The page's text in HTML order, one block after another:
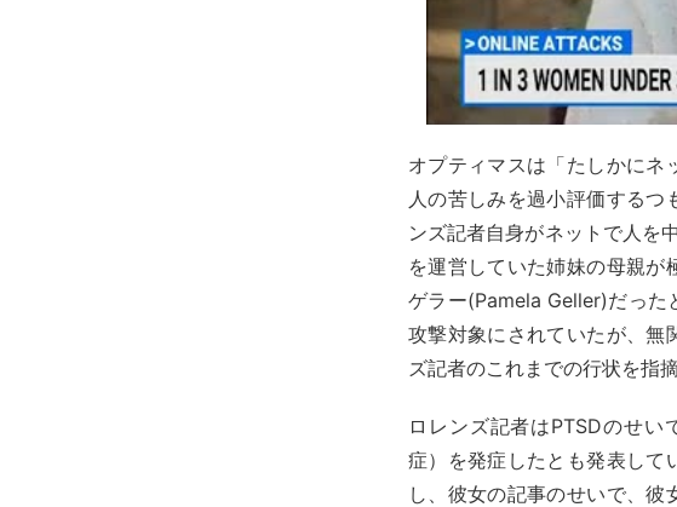
オプティマスは「たしかにネ
人の苦しみを過小評価するつ
ンズ記者自身がネットで人を
を運営していた姉妹の母親が
ゲラー(Pamela Geller)だった
攻撃対象にされていたが、無
ズ記者のこれまでの行状を指
ロレンズ記者はPTSDのせ
症）を発症したとも発表して
し、彼女の記事のせいで、